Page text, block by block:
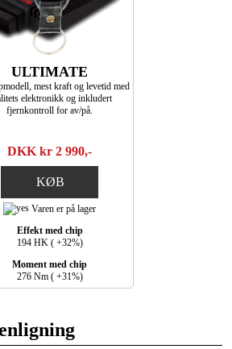
ULTIMATE
mest kraft og levetid med
elektronikk og inkludert
fjernkontroll for av/på.
DKK kr 2 990,-
KØB
Varen er på lager
Effekt med chip
194 HK ( +32%)
Moment med chip
276 Nm ( +31%)